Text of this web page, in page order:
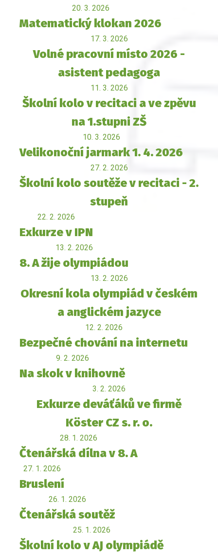
20. 3. 2026
Matematický klokan 2026
17. 3. 2026
Volné pracovní místo 2026 -
asistent pedagoga
11. 3. 2026
Školní kolo v recitaci a ve zpěvu
na 1.stupni ZŠ
10. 3. 2026
Velikonoční jarmark 1. 4. 2026
27. 2. 2026
Školní kolo soutěže v recitaci - 2.
stupeň
22. 2. 2026
Exkurze v IPN
13. 2. 2026
8. A žije olympiádou
13. 2. 2026
Okresní kola olympiád v českém
a anglickém jazyce
12. 2. 2026
Bezpečné chování na internetu
9. 2. 2026
Na skok v knihovně
3. 2. 2026
Exkurze deváťáků ve firmě
Köster CZ s. r. o.
28. 1. 2026
Čtenářská dílna v 8. A
27. 1. 2026
Bruslení
26. 1. 2026
Čtenářská soutěž
25. 1. 2026
Školní kolo v AJ olympiádě